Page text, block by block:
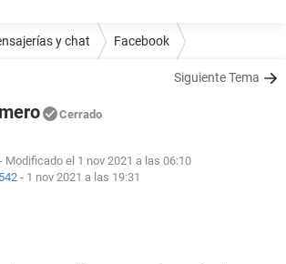
y chat Facebook
Siguiente Tema
Cerrado
- Modificado el 1 nov 2021 a las 06:10
- 1 nov 2021 a las 19:31